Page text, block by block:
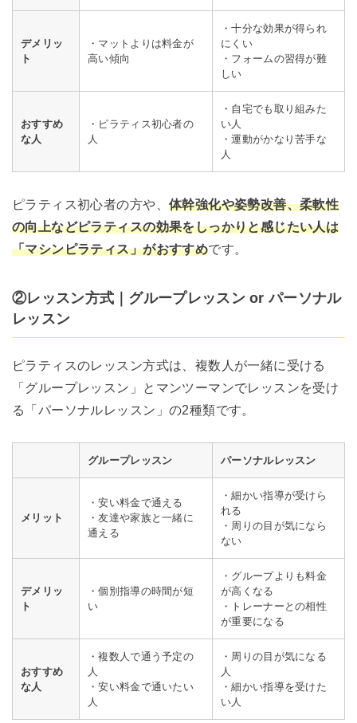
デメリッ
ト
・マットよりは料金が
高い傾向
・十分な効果が得られ
にくい
・フォームの習得が難
しい
おすすめ
な人
・ピラティス初心者の
人
・自宅でも取り組みた
い人
・運動がかなり苦手な
人
ピラティス初心者の方や、 体幹強化や姿勢改善、柔軟性
の向上などピラティスの効果をしっかりと感じたい人は
「マシンピラティス」がおすすめです。
②レッスン方式｜グループレッスン or パーソナル
レッスン
ピラティスのレッスン方式は、複数人が一緒に受ける
「グループレッスン」とマンツーマンでレッスンを受け
る「パーソナルレッスン」の2種類です。
グループレッスン パーソナルレッスン
メリット
・安い料金で通える
・友達や家族と一緒に
通える
・細かい指導が受けら
れる
・周りの目が気になら
ない
デメリッ
ト
・個別指導の時間が短
い
・グループよりも料金
が高くなる
・トレーナーとの相性
が重要になる
おすすめ
な人
・複数人で通う予定の
人
・安い料金で通いたい
人
・周りの目が気になる
人
・細かい指導を受けた
い人